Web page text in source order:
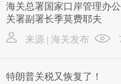
海关总署国家口岸管理办
关署副署长季莫费耶夫
来源 | 海关发布
特朗普关税又恢复了！